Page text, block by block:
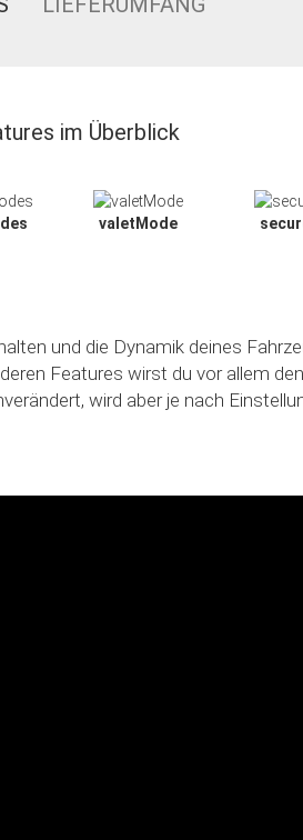
im Überblick
valetMode
und die Dynamik deines
Features wirst du vor allem
wird aber je nach